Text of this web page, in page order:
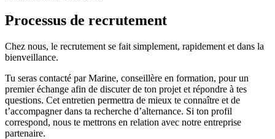
Processus de recrutement
Chez nous, le recrutement se fait simplement, rapidement et dans la
bienveillance.
Tu seras contacté par Marine, conseillère en formation, pour un
premier échange afin de discuter de ton projet et répondre à tes
questions. Cet entretien permettra de mieux te connaître et de
t’accompagner dans ta recherche d’alternance. Si ton profil
correspond, nous te mettrons en relation avec notre entreprise
partenaire.